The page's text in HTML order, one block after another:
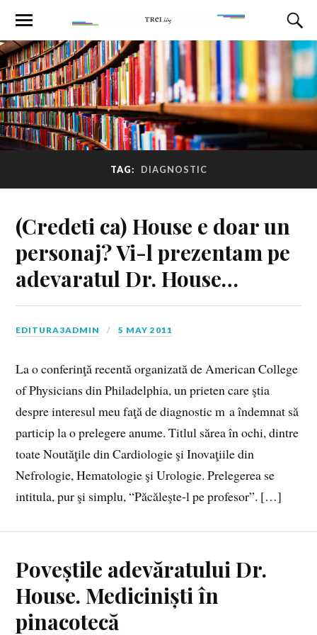
TAG: DIAGNOSTIC
(Credeti ca) House e doar un
personaj? Vi-l prezentam pe
adevaratul Dr. House…
EDITURA3ADMIN 5 MAY 2011
La o conferinţă recentă organizată de American College
of Physicians din Philadelphia, un prieten care ştia
despre interesul meu faţă de diagnostic m a îndemnat să
particip la o prelegere anume. Titlul sărea în ochi, dintre
toate Noutăţile din Cardiologie şi Inovaţiile din
Nefrologie, Hematologie şi Urologie. Prelegerea se
intitula, pur şi simplu, “Păcăleşte-l pe profesor”. […]
Poveștile adevăratului Dr.
House. Mediciniști în
pinacotecă